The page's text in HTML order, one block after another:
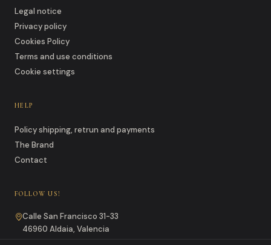
Legal notice
Privacy policy
Cookies Policy
Terms and use conditions
Cookie settings
HELP
Policy shipping, retrun and payments
The Brand
Contact
FOLLOW US!
Calle San Francisco 31-33
46960 Aldaia, Valencia